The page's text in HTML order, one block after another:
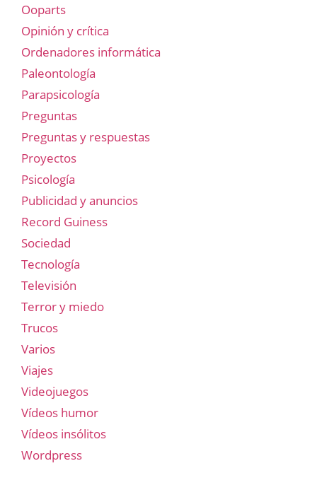
Ooparts
Opinión y crítica
Ordenadores informática
Paleontología
Parapsicología
Preguntas
Preguntas y respuestas
Proyectos
Psicología
Publicidad y anuncios
Record Guiness
Sociedad
Tecnología
Televisión
Terror y miedo
Trucos
Varios
Viajes
Videojuegos
Vídeos humor
Vídeos insólitos
Wordpress